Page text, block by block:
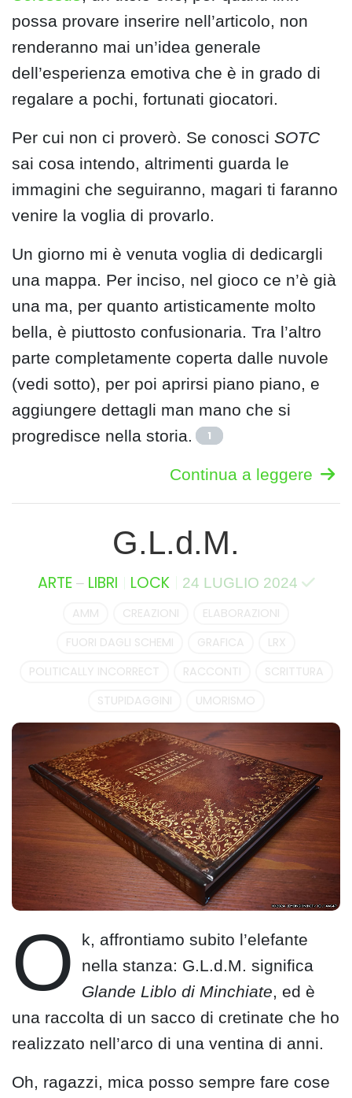
possa provare inserire nell’articolo, non
renderanno mai un’idea generale
dell’esperienza emotiva che è in grado di
regalare a pochi, fortunati giocatori.
Per cui non ci proverò. Se conosci SOTC
sai cosa intendo, altrimenti guarda le
immagini che seguiranno, magari ti faranno
venire la voglia di provarlo.
Un giorno mi è venuta voglia di dedicargli
una mappa. Per inciso, nel gioco ce n’è già
una ma, per quanto artisticamente molto
bella, è piuttosto confusionaria. Tra l’altro
parte completamente coperta dalle nuvole
(vedi sotto), per poi aprirsi piano piano, e
aggiungere dettagli man mano che si
progredisce nella storia.
1
Continua a leggere
G.L.d.M.
ARTE– LIBRI LOCK 24 LUGLIO 2024
AMM CREAZIONI
ELABORAZIONI
FUORI DAGLI SCHEMI
GRAFICA
LRX
POLITICALLY INCORRECT
RACCONTI
SCRITTURA
STUPIDAGGINI
UMORISMO
O
k, affrontiamo subito l’elefante
nella stanza: G.L.d.M. significa
Glande Liblo di Minchiate, ed è
una raccolta di un sacco di cretinate che ho
realizzato nell’arco di una ventina di anni.
Oh, ragazzi, mica posso sempre fare cose